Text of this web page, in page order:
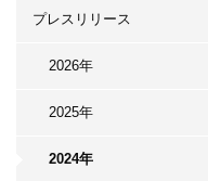
プレスリリース
2026年
2025年
2024年